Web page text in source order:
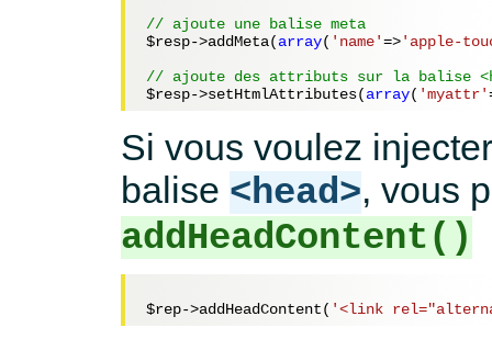
// ajoute une balise meta
$resp->addMeta(array( 'name'=>'apple-
// ajoute des attributs sur la balise
$resp->setHtmlAttributes(array( 'myattr'
Si vous voulez
balise <head>, vous
addHeadContent()
$rep->addHeadContent( '<link